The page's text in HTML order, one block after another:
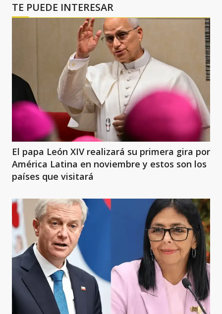
TE PUEDE INTERESAR
El papa León XIV realizará su primera gira por
América Latina en noviembre y estos son los
países que visitará